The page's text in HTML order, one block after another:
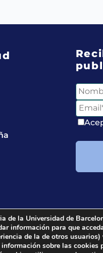
Respiratoria.All rights
de la Universidad de
información para que
de la de otros
sobre las cookies